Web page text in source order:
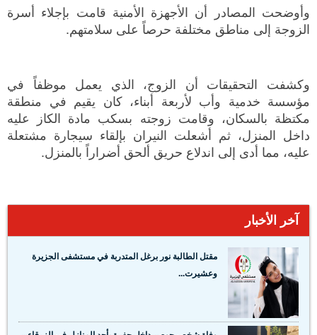
وأوضحت المصادر أن الأجهزة الأمنية قامت بإجلاء أسرة
الزوجة إلى مناطق مختلفة حرصاً على سلامتهم.
وكشفت التحقيقات أن الزوج، الذي يعمل موظفاً في
مؤسسة خدمية وأب لأربعة أبناء، كان يقيم في منطقة
مكتظة بالسكان، وقامت زوجته بسكب مادة الكاز عليه
داخل المنزل، ثم أشعلت النيران بإلقاء سيجارة مشتعلة
عليه، مما أدى إلى اندلاع حريق ألحق أضراراً بالمنزل.
آخر الأخبار
مقتل الطالبة نور برغل المتدربة في مستشفى الجزيرة
وعشيرت...